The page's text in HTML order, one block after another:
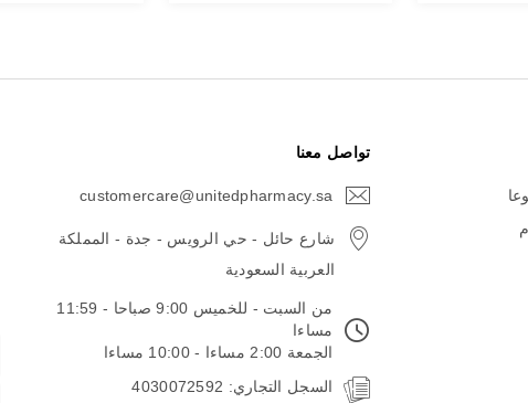
تواصل معنا
customercare@unitedpharmacy.sa
شارع حائل - حي الرويس - جدة - المملكة
العربية السعودية
من السبت - للخميس 9:00 صباحا - 11:59
مساءا
الجمعة 2:00 مساءا - 10:00 مساءا
السجل التجاري: 4030072592